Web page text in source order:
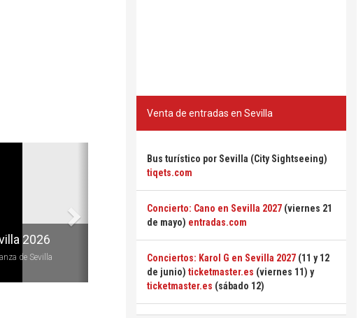
2026
de Sevilla
Venta de entradas en Sevilla
Bus turístico por Sevilla (City Sightseeing)
tiqets.com
Concierto: Cano en Sevilla 2027 (viernes 21
de mayo) entradas.com
Conciertos: Karol G en Sevilla 2027 (11 y 12
de junio) ticketmaster.es (viernes 11) y
ticketmaster.es (sábado 12)